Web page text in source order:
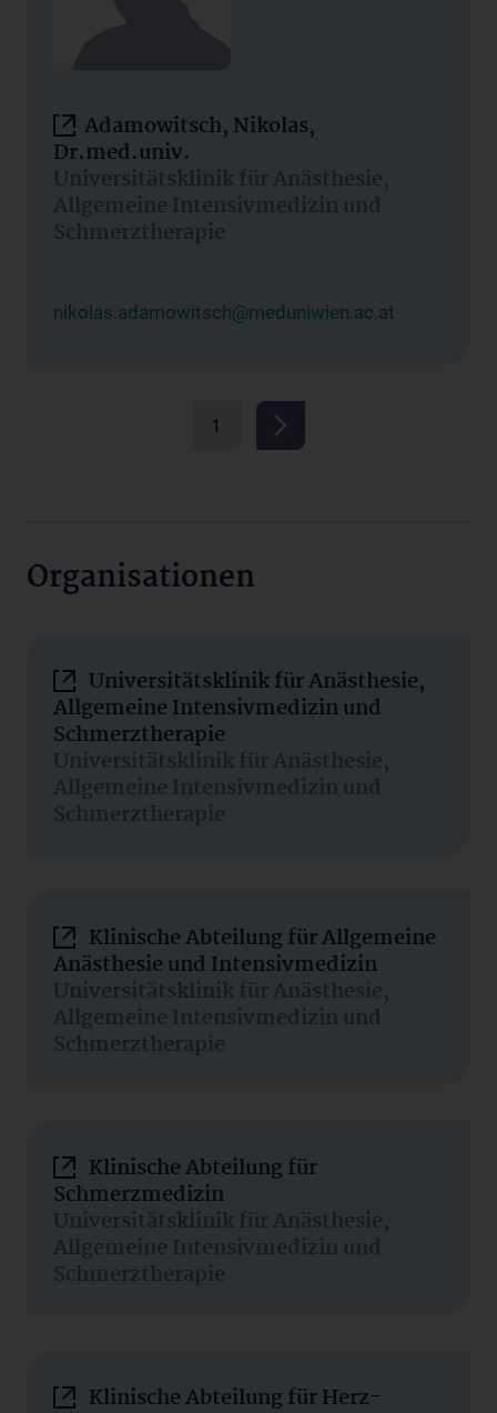
Adamowitsch, Nikolas,
Dr.med.univ.
Universitätsklinik für Anästhesie,
Allgemeine Intensivmedizin und
Schmerztherapie
nikolas.adamowitsch@meduniwien.ac.at
1
Organisationen
Universitätsklinik für Anästhesie,
Allgemeine Intensivmedizin und
Schmerztherapie
Universitätsklinik für Anästhesie,
Allgemeine Intensivmedizin und
Schmerztherapie
Klinische Abteilung für Allgemeine
Anästhesie und Intensivmedizin
Universitätsklinik für Anästhesie,
Allgemeine Intensivmedizin und
Schmerztherapie
Klinische Abteilung für
Schmerzmedizin
Universitätsklinik für Anästhesie,
Allgemeine Intensivmedizin und
Schmerztherapie
Klinische Abteilung für Herz-